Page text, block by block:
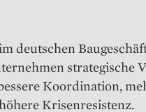
deutschen
strategische
Koordination,
Krisenresistenz.